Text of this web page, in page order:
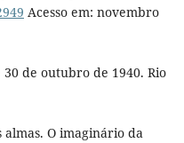
Acesso em: novembro
30 de outubro de 1940. Rio
almas. O imaginário da